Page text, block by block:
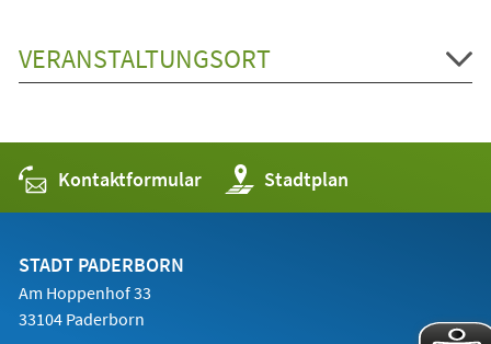
VERANSTALTUNGSORT
Kontaktformular Stadtplan
(Öffnet
in
einem
STADT PADERBORN
Am Hoppenhof 33
33104 Paderborn